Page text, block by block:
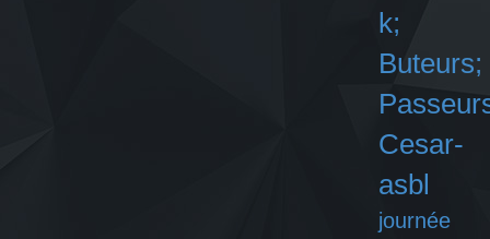
k;
Buteurs;
Cesar-
asbl
journée